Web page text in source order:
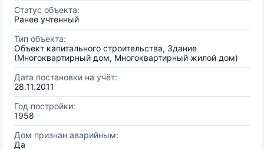
Статус объекта:
Ранее учтенный
Тип объекта:
Объект капитального строительства, Здание
(Многоквартирный дом, Многоквартирный жилой дом)
Дата постановки на учёт:
28.11.2011
Год постройки:
1958
Дом признан аварийным:
Да